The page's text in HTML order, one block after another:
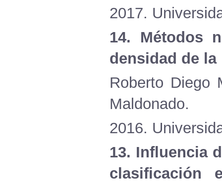
2017.
14. Métodos
densidad de la
Roberto Diego
Maldonado.
2016.
13. Influencia
clasificación